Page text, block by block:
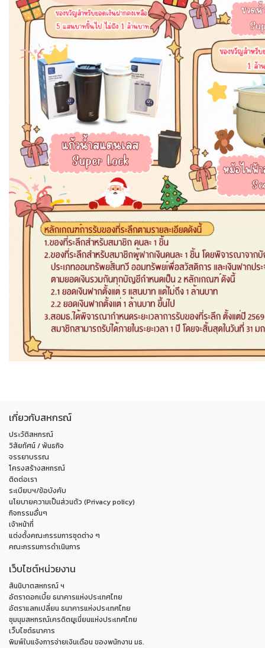
เกี่ยวกับสหกรณ์
ประวัติสหกรณ์
วิสัยทัศน์ / พันธกิจ
จรรยาบรรณ
โครงสร้างสหกรณ์
ติดต่อเรา
ระเบียบฯ/ข้อบังคับ
นโยบายความเป็นส่วนตัว (Privacy policy)
กิจกรรมอื่นๆ
เจ้าหน้าที่
แต่งตั้งคณะกรรมการชุดต่าง ๆ
คณะกรรมการดำเนินการ
เว็บไซต์หน่วยงาน
สันนิบาตสหกรณ์ ฯ
อัตราดอกเบี้ย ธนาคารแห่งประเทศไทย
อัตราแลกเปลี่ยน ธนาคารแห่งประเทศไทย
ชุมนุมสหกรณ์เครดิตยูเนี่ยนแห่งประเทศไทย
เว็บไซต์ธนาคาร
พิมพ์ใบแจ้งการจ่ายเงินเดือน ของพนักงาน มธ.